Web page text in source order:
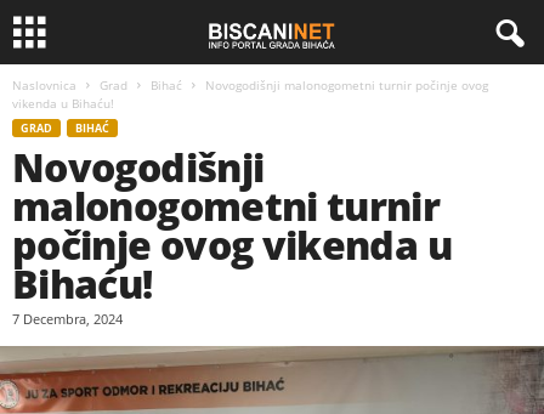
Naslovnica Grad Bihać
Novogodišnji malonogometni turnir počinje ovog
vikenda u Bihaću!
GRAD BIHAĆ
Novogodišnji
malonogometni turnir
počinje ovog vikenda u
Bihaću!
7 Decembra, 2024